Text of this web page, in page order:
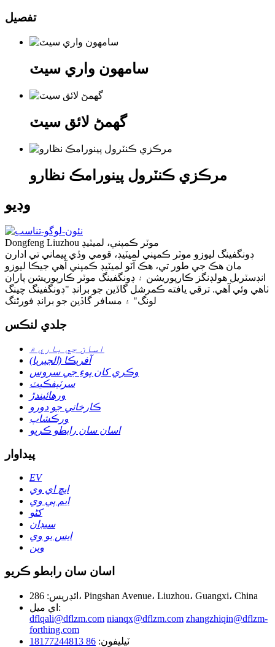
تفصيل
سامهون واري سيٽ
گھمڻ لائق سيٽ
مرڪزي ڪنٽرول پينورامڪ نظارو
وڊيو
Dongfeng Liuzhou موٽر ڪمپني، لميٽيڊ
ڊونگفينگ ليوزو موٽر ڪمپني لميٽيڊ، قومي وڏي پيماني تي ادارن
مان هڪ جي طور تي، هڪ آٽو لميٽيڊ ڪمپني آهي جيڪا ليوزو
انڊسٽريل هولڊنگز ڪارپوريشن ۽ ڊونگفينگ موٽر ڪارپوريشن پاران
ٺاهي وئي آهي. ترقي يافته ڪمرشل گاڏين جو برانڊ "ڊونگفينگ چينگ
لونگ" ۽ مسافر گاڏين جو برانڊ فورٿنگ
جلدي لنڪس
اسان جي باري ۾
آفريڪا (الجيريا)
وڪري کان پوءِ جي سروس
سرٽيفڪيٽ
ورهائيندڙ
ڪارخاني جو دورو
ورڪشاپ
اسان سان رابطو ڪريو
پيداوار
EV
ايڇ اي وي
ايم پي وي
کڻو
سيڊان
ايس يو وي
وين
اسان سان رابطو ڪريو
ائڊريس: 286، Pingshan Avenue، Liuzhou، Guangxi، China
اي ميل:
dflqali@dflzm.com nianqx@dflzm.com zhangzhiqin@dflzm-
forthing.com
ٽيليفون: 86 18177244813